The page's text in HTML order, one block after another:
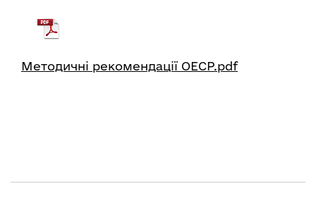
Методичні рекомендації ОЕСР.pdf